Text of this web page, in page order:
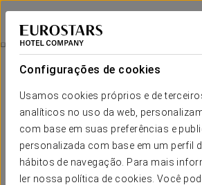
Configurações de cookies
Usamos cookies próprios e de
analíticos no uso da web,
com base em suas preferências e
personalizada com base em um perfil
hábitos de navegação. Para mais
ler nossa política de cookies. Você
Eurostars Gran Hotel La Toja
PONTEVEDRA - OGROVE
Vitamina C Da Natura Bissé